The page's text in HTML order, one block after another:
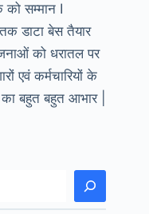
को सम्मान I
डाटा बेस तैयार
को धरातल पर
एवं कर्मचारियों के
बहुत बहुत आभार |